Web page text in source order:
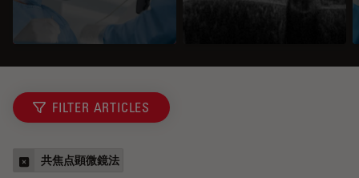
FILTER ARTICLES
共焦点顕微鏡法